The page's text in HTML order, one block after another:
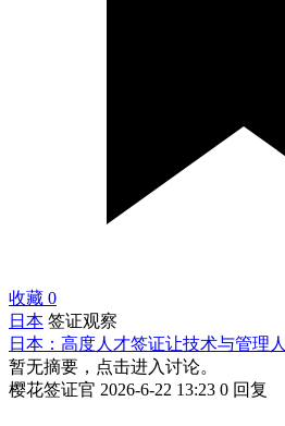
收藏 0
日本 签证观察
日本：高度人才签证让技术与管理
暂无摘要，点击进入讨论。
樱花签证官 2026-6-22 13:23 0 回复